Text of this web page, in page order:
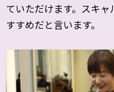
ていただけます。スキ
すすめだと言います。